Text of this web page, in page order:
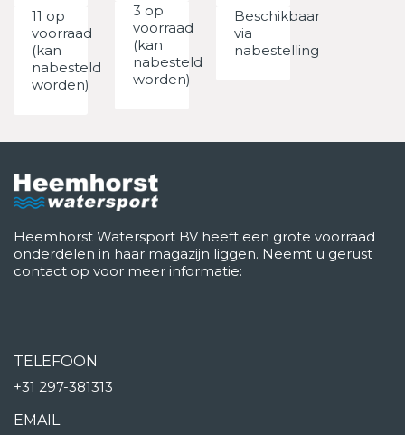
11 op
voorraad
(kan
nabesteld
worden)
3 op
voorraad
(kan
nabesteld
worden)
Beschikbaar
via
nabestelling
Heemhorst Watersport BV heeft een grote voorraad
onderdelen in haar magazijn liggen. Neemt u gerust
contact op voor meer informatie:
TELEFOON
+31 297-381313
EMAIL